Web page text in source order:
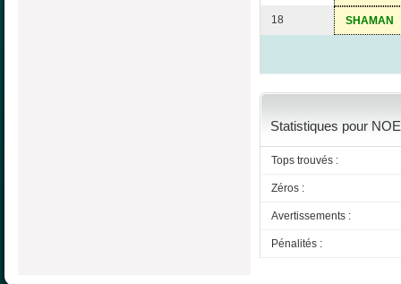
18 SHAMAN
Statistiques pour
Tops trouvés :
Zéros :
Avertissements :
Pénalités :